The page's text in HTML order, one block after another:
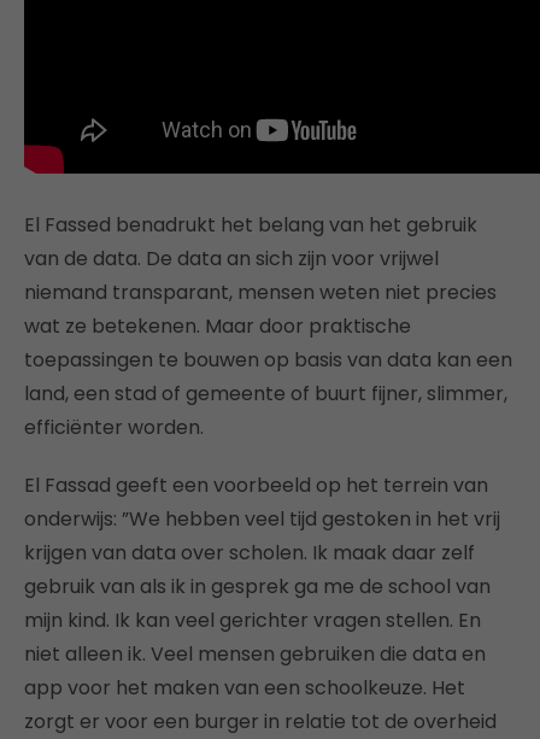
El Fassed benadrukt het belang van het gebruik
van de data. De data an sich zijn voor vrijwel
niemand transparant, mensen weten niet precies
wat ze betekenen. Maar door praktische
toepassingen te bouwen op basis van data kan een
land, een stad of gemeente of buurt fijner, slimmer,
efficiënter worden.
El Fassad geeft een voorbeeld op het terrein van
onderwijs: ”We hebben veel tijd gestoken in het vrij
krijgen van data over scholen. Ik maak daar zelf
gebruik van als ik in gesprek ga me de school van
mijn kind. Ik kan veel gerichter vragen stellen. En
niet alleen ik. Veel mensen gebruiken die data en
app voor het maken van een schoolkeuze. Het
zorgt er voor een burger in relatie tot de overheid